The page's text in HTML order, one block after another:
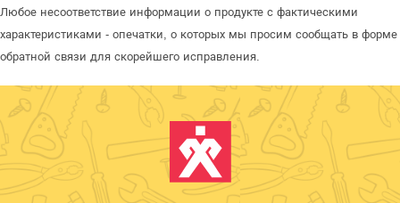
Любое несоответствие информации о продукте с фактическими
характеристиками - опечатки, о которых мы просим сообщать в форме
обратной связи для скорейшего исправления.